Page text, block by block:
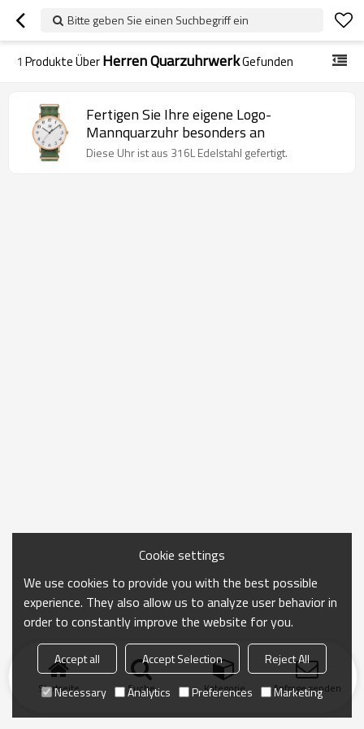
Bitte geben Sie einen Suchbegriff ein
1 Produkte ÜberHerren QuarzuhrwerkGefunden
Fertigen Sie Ihre eigene Logo-
Mannquarzuhr besonders an
Diese Uhr ist aus 316L Edelstahl gefertigt.
Startseite Suche Kategorie Anfrage senden
Cookie settings
We use cookies to provide you with the best possible
experience. They also allow us to analyze user behavior in
order to constantly improve the website for you.
Accept all Accept Selection
Reject All
Necessary
Analytics Preferences Marketing